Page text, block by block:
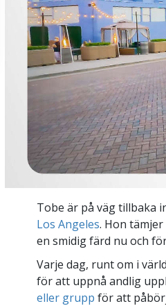
Tobe är på väg tillbaka
Los Angeles. Hon
en smidig färd nu och
Varje dag, runt om i
för att uppnå andlig
eller grupp för att